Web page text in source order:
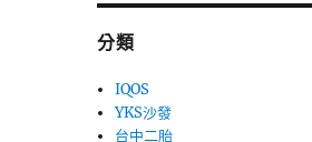
分類
IQOS
YKS沙發
台中二胎